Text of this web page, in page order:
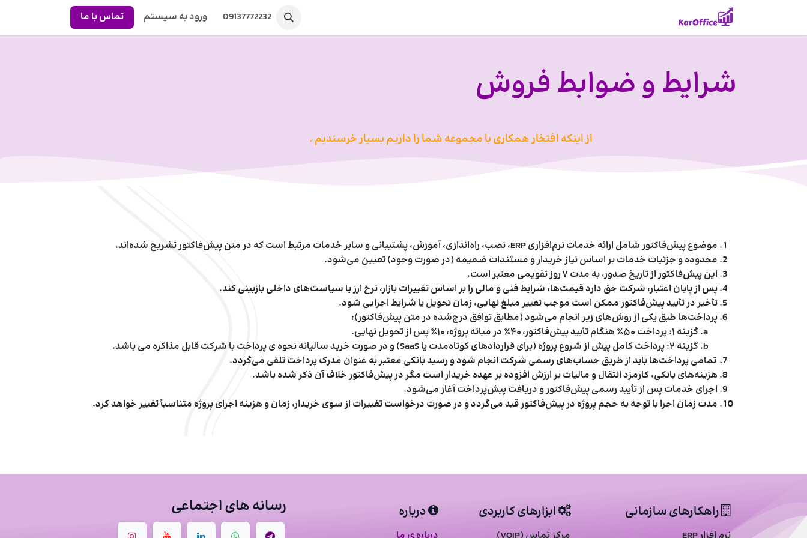
09137772232 ورود به سیستم تماس با ما
شرایط و ضوابط فروش
از اینکه افتخار همکاری با مجموعه شما را داریم بسیار خرسندیم .
موضوع پیش‌فاکتور شامل ارائه خدمات نرم‌افزاری ERP، نصب، راه‌اندازی، آموزش، پشتیبانی و سایر خدمات مرتبط است که در متن پیش‌فاکتور تشریح شده‌اند.
محدوده و جزئیات خدمات بر اساس نیاز خریدار و مستندات ضمیمه (در صورت وجود) تعیین می‌شود.
این پیش‌فاکتور از تاریخ صدور،به مدت ۷ روز تقویمی معتبر
است.
پس از پایان اعتبار، شرکت حق دارد قیمت‌ها، شرایط فنی و مالی را بر اساس تغییرات بازار، نرخ ارز یا سیاست‌های داخلی بازبینی کند.
تأخیر در تأیید پیش‌فاکتور ممکن است موجب تغییر مبلغ نهایی، زمان تحویل یا شرایط اجرایی شود.
پرداخت‌ها طبق یکی از روش‌های زیر انجام می‌شود (مطابق توافق درج‌شده در متن پیش‌فاکتور):
گزینه ۱:
پرداخت ۵۰٪ هنگام تأیید پیش‌فاکتور، ۴۰٪ در میانه پروژه، ۱۰٪ پس از تحویل نهایی.
گزینه ۲:
پرداخت کامل پیش از شروع پروژه (برای قراردادهای کوتاه‌مدت یا SaaS) و در صورت خرید سالیانه نحوه ی پرداخت با شرکت قابل مذاکره می باشد.
تمامی پرداخت‌ها باید از طریق حساب‌های رسمی شرکت انجام شود و رسید بانکی معتبر به عنوان مدرک پرداخت تلقی می‌گردد.
هزینه‌های بانکی، کارمزد انتقال و مالیات بر ارزش افزوده بر عهده خریدار است مگر در پیش‌فاکتور خلاف آن ذکر شده باشد.
اجرای خدمات پس از تأیید رسمی پیش‌فاکتور و دریافت پیش‌پرداخت آغاز می‌شود.
مدت زمان اجرا با توجه به حجم پروژه در پیش‌فاکتور قید می‌گردد و در صورت درخواست تغییرات از سوی خریدار، زمان و هزینه اجرای پروژه متناسباً تغییر خواهد کرد.
راهکارهای سازمانی ابزارهای کاربردی رسانه های اجتماعی درباره